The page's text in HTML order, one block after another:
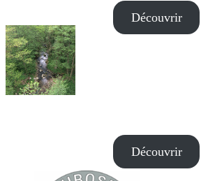
Découvrir
Découvrir